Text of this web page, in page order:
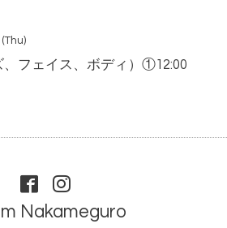
、フェイス、ボディ）①12:00
Nakameguro